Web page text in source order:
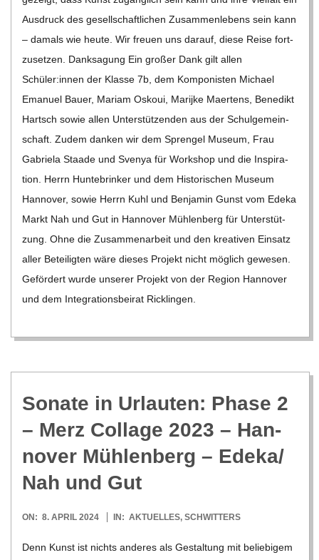
Aus­druck des gesell­schaft­li­chen Zusam­men­le­bens sein kann
– damals wie heute. Wir freuen uns dar­auf, diese Reise fort­
zu­set­zen. Dank­sa­gung Ein gro­ßer Dank gilt allen
Schüler:innen der Klasse 7b, dem Kom­po­nis­ten Michael
Ema­nuel Bauer, Mariam Oskoui, Mari­jke Maer­tens, Bene­dikt
Hartsch sowie allen Unter­stüt­zen­den aus der Schul­ge­mein­
schaft. Zudem dan­ken wir dem Spren­gel Museum, Frau
Gabriela Staade und Sve­nya für Work­shop und die Inspi­ra­
tion. Herrn Hun­te­brin­ker und dem His­to­ri­schen Museum
Han­no­ver, sowie Herrn Kuhl und Ben­ja­min Gunst vom Edeka
Markt Nah und Gut in Han­no­ver Müh­len­berg für Unter­stüt­
zung. Ohne die Zusam­men­ar­beit und den krea­ti­ven Ein­satz
aller Betei­lig­ten wäre die­ses Pro­jekt nicht mög­lich gewe­sen.
Geför­dert wurde unse­rer Pro­jekt von der Region Han­no­ver
und dem Inte­gra­ti­ons­bei­rat Rick­lin­gen.
Sonate in Urlau­ten: Phase 2
– Merz Col­lage 2023 – Han­
no­ver Müh­len­berg – Edeka/​
Nah und Gut
2024-
ON: 8. APRIL 2024 IN: AKTUELLES, SCHWITTERS
Denn Kunst ist nichts ande­res als Gestal­tung mit belie­bi­gem